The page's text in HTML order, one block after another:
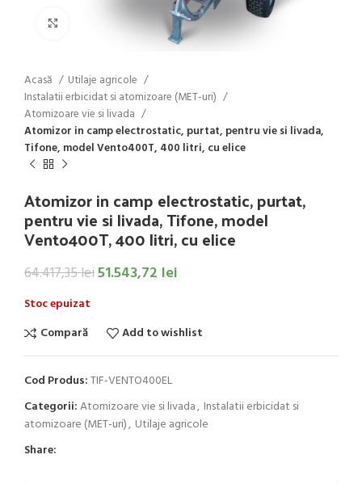
Click to enlarge
Acasă
Utilaje agricole
Instalatii erbicidat si atomizoare (MET-uri)
Atomizoare vie si livada
Atomizor in camp electrostatic, purtat, pentru vie si livada,
Tifone, model Vento400T, 400 litri, cu elice
Atomizor in camp electrostatic, purtat,
pentru vie si livada, Tifone, model
Vento400T, 400 litri, cu elice
64.417,35lei51.543,72 lei
Stoc epuizat
Compară
Add to wishlist
Cod Produs:TIF-VENTO400EL
Categorii:Atomizoare vie si livada, Instalatii erbicidat si
atomizoare (MET-uri), Utilaje agricole
Share: